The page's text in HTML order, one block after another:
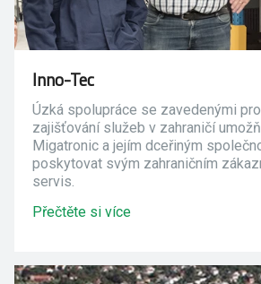
Inno-Tec
Úzká spolupráce se zavedenými
zajišťování služeb v zahraničí
Migatronic a jejím dceřiným
poskytovat svým zahraničním
servis.
Přečtěte si více